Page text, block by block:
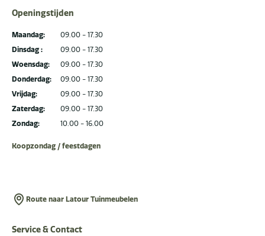
Openingstijden
Maandag:
Dinsdag :
Woensdag:
Donderdag:
Vrijdag:
Zaterdag:
Zondag:
09.00 - 17.30
09.00 - 17.30
09.00 - 17.30
09.00 - 17.30
09.00 - 17.30
09.00 - 17.30
10.00 - 16.00
Koopzondag / feestdagen
Route naar Latour Tuinmeubelen
Service & Contact